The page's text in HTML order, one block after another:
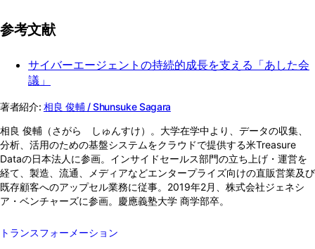
参考文献
サイバーエージェントの持続的成⻑を⽀える「あした会
議」
著者紹介: 相良 俊輔 / Shunsuke Sagara
相良 俊輔（さがら しゅんすけ）。大学在学中より、データの収集、
分析、活用のための基盤システムをクラウドで提供する米Treasure
Dataの日本法人に参画。インサイドセールス部門の立ち上げ・運営を
経て、製造、流通、メディアなどエンタープライズ向けの直販営業及び
既存顧客へのアップセル業務に従事。2019年2月、株式会社ジェネシ
ア・ベンチャーズに参画。慶應義塾大学 商学部卒。
トランスフォーメーション